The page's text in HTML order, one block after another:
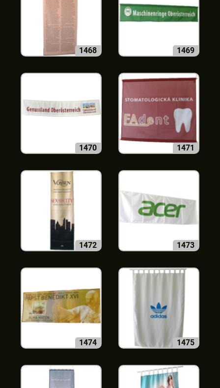
1468 1469
1470 1471
1472 1473
1474 1475